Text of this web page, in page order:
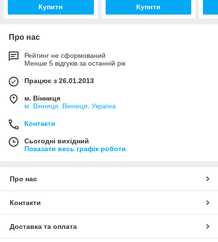
Купити Купити
Про нас
Рейтинг не сформований
Менше 5 відгуків за останній рік
Працює з 26.01.2013
м. Вінниця
м. Вінниця, Вінниця, Україна
Контакти
Сьогодні вихідний
Показати весь графік роботи
Про нас
Контакти
Доставка та оплата